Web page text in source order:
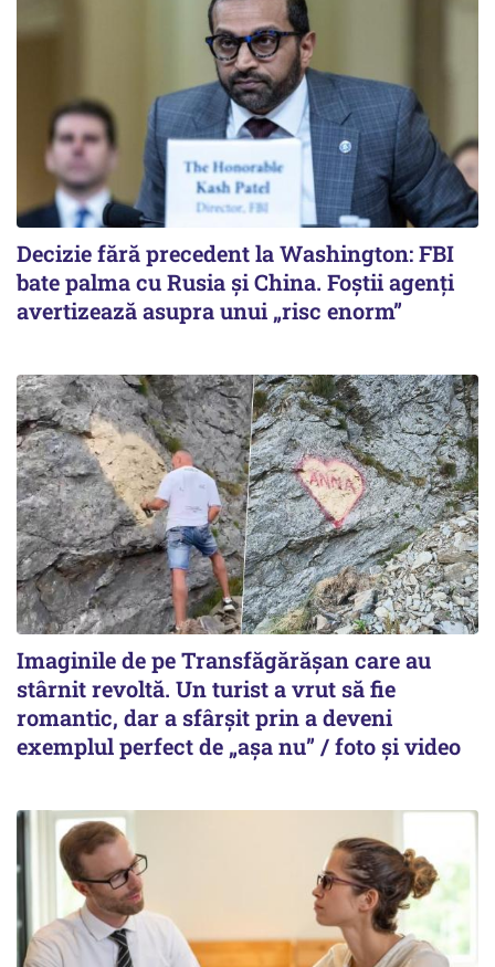
Decizie fără precedent la Washington: FBI
bate palma cu Rusia și China. Foștii agenți
avertizează asupra unui „risc enorm”
Imaginile de pe Transfăgărășan care au
stârnit revoltă. Un turist a vrut să fie
romantic, dar a sfârșit prin a deveni
exemplul perfect de „așa nu” / foto și video